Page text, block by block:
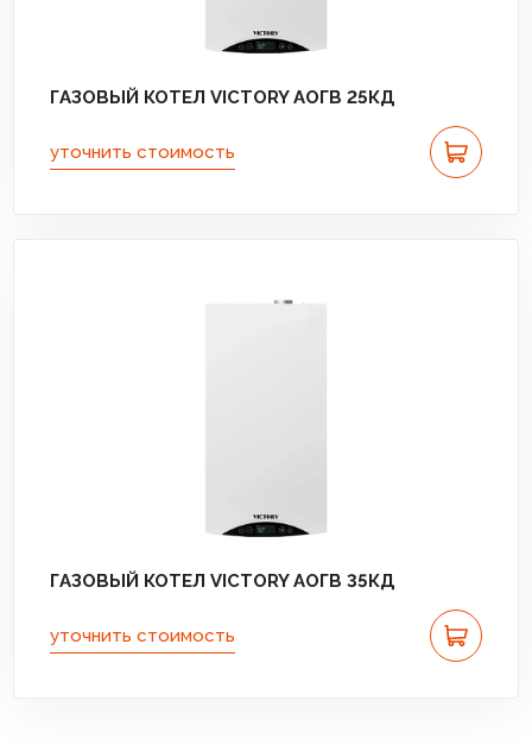
ГАЗОВЫЙ КОТЕЛ VICTORY АОГВ 25КД
уточнить стоимость
ГАЗОВЫЙ КОТЕЛ VICTORY АОГВ 35КД
уточнить стоимость